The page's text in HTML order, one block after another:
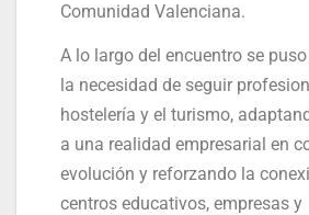
Comunidad Valenciana.
A lo largo del encuentro se
la necesidad de seguir
hostelería y el turismo,
a una realidad empresarial en
evolución y reforzando la
centros educativos, empresas y